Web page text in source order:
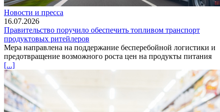
Новости и пресса
16.07.2026
Правительство поручило обеспечить топливом транспорт
продуктовых ритейлеров
Мера направлена на поддержание бесперебойной логистики и
предотвращение возможного роста цен на продукты питания
[...]